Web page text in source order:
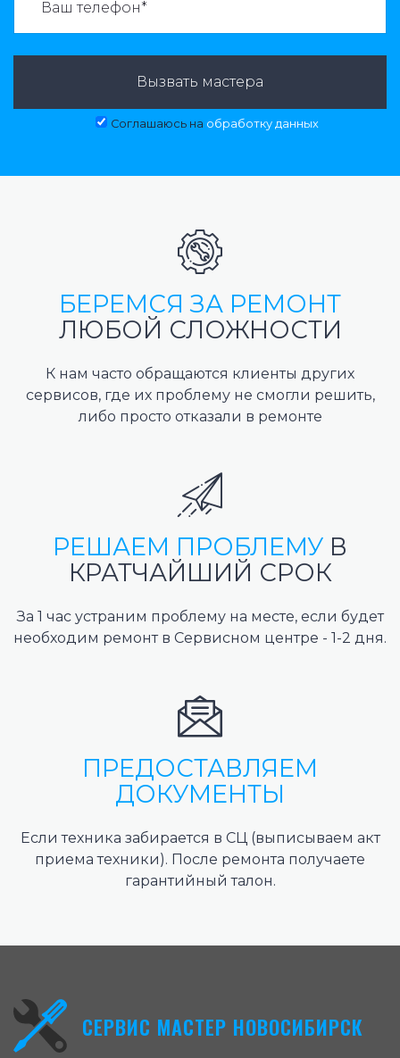
Вызвать мастера
Соглашаюсь на обработку данных
БЕРЕМСЯ ЗА РЕМОНТ
ЛЮБОЙ СЛОЖНОСТИ
К нам часто обращаются клиенты других
сервисов, где их проблему не смогли решить,
либо просто отказали в ремонте
РЕШАЕМ ПРОБЛЕМУ В
КРАТЧАЙШИЙ СРОК
За 1 час устраним проблему на месте, если будет
необходим ремонт в Сервисном центре - 1-2 дня.
ПРЕДОСТАВЛЯЕМ
ДОКУМЕНТЫ
Если техника забирается в СЦ (выписываем акт
приема техники). После ремонта получаете
гарантийный талон.
СЕРВИС МАСТЕР НОВОСИБИРСК